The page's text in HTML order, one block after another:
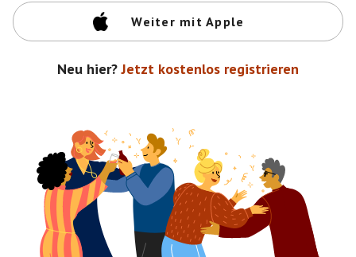
Weiter mit Apple
Neu hier? Jetzt kostenlos registrieren